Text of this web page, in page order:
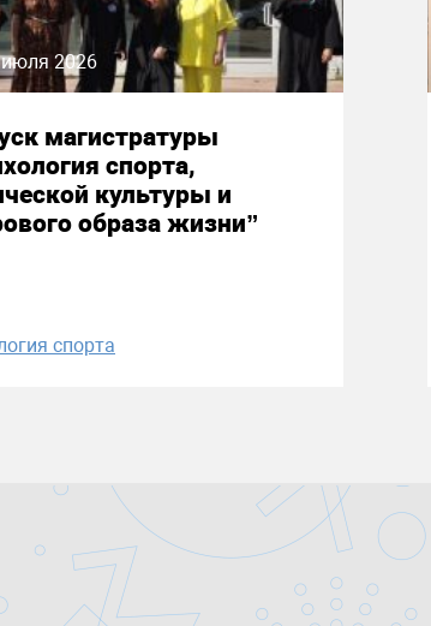
2026
магистратуры
спорта,
культуры и
образа жизни”
спорта